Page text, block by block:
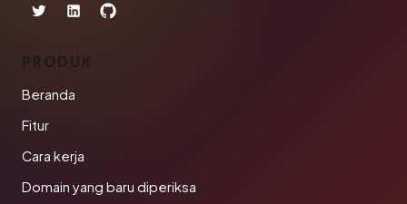
PRODUK
Beranda
Fitur
Cara kerja
Domain yang baru diperiksa